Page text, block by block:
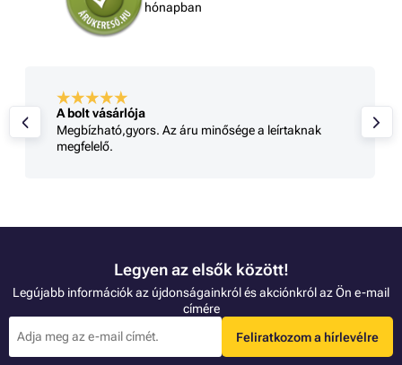
hónapban
A bolt vásárlója
Megbízható,gyors. Az áru minősége a leírtaknak
megfelelő.
Legyen az elsők között!
Legújabb információk az újdonságainkról és akciónkról az Ön e-mail
címére
Feliratkozom a hírlevélre